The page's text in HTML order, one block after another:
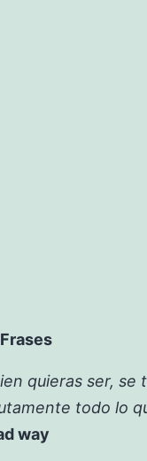
quieras ser, se
todo lo
way